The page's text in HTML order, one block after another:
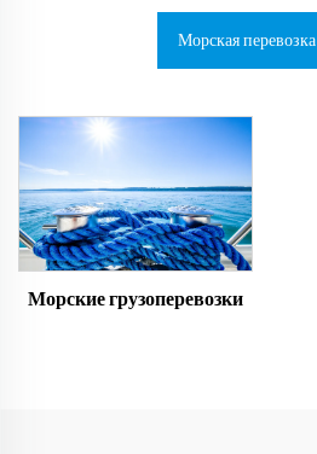
Морская перевозка
Морские грузоперевозки